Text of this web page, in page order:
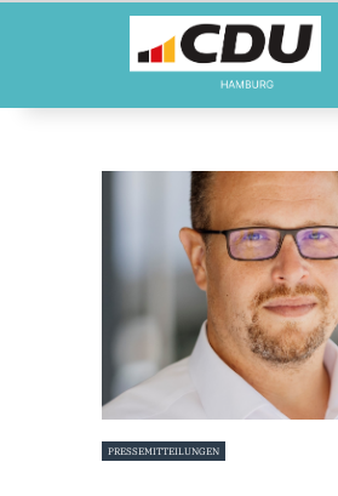
MOIN!
AKTUELLES
PARLAMENTE
KONTAKT
SPENDEN
MITGLIED WERDEN!
PRESSEMITTEILUNGEN